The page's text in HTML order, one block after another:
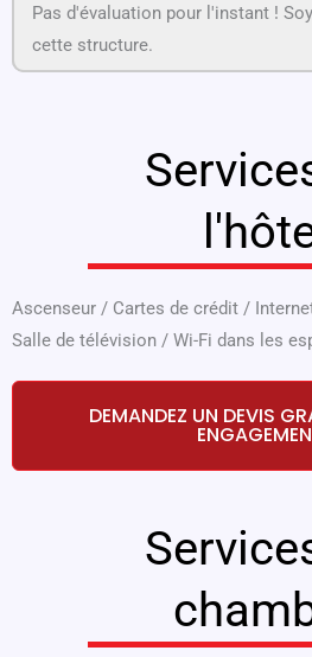
Pas d'évaluation pour l'instant !
cette structure.
Ascenseur / Cartes de crédit /
Salle de télévision / Wi-Fi dans les
DEMANDEZ UN DEVIS